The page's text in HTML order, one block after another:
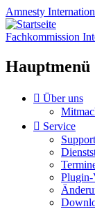
Amnesty
Fachkommission
Hauptmenü
Zum
springen
Über uns
Service
Support
Plugin-